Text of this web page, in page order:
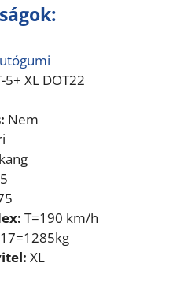
5+ XL DOT22
Nem
T=190 km/h
XL